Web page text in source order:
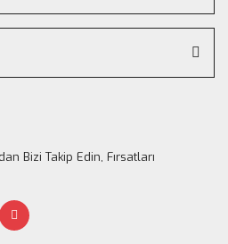
Bizi Takip Edin, Fırsatları